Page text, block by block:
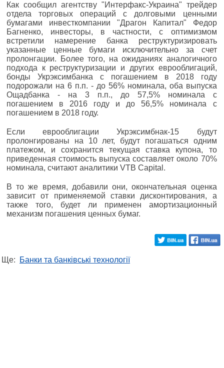
Как сообщил агентству "Интерфакс-Украина" трейдер
отдела торговых операций с долговыми ценными
бумагами инвесткомпании "Драгон Капитал" Федор
Багненко, инвесторы, в частности, с оптимизмом
встретили намерение банка реструктуризировать
указанные ценные бумаги исключительно за счет
пролонгации. Более того, на ожиданиях аналогичного
подхода к реструктуризации и других еврооблигаций,
бонды Укрэксимбанка с погашением в 2018 году
подорожали на 6 п.п. - до 56% номинала, оба выпуска
Ощадбанка - на 3 п.п., до 57,5% номинала с
погашением в 2016 году и до 56,5% номинала с
погашением в 2018 году.
Если еврооблигации Укрэксимбнак-15 будут
пролонгированы на 10 лет, будут погашаться одним
платежом, и сохранится текущая ставка купона, то
приведенная стоимость выпуска составляет около 70%
номинала, считают аналитики VTB Capital.
В то же время, добавили они, окончательная оценка
зависит от применяемой ставки дисконтирования, а
также того, будет ли применен амортизационный
механизм погашения ценных бумаг.
Ще: Банки та банківські технології